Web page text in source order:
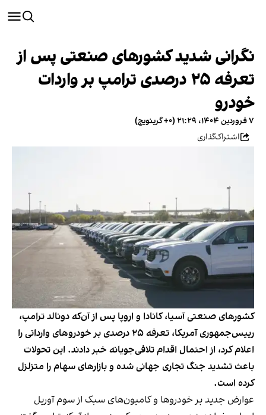
نگرانی شدید کشورهای صنعتی پس از
تعرفه ۲۵ درصدی ترامپ بر واردات
خودرو
۷ فروردین ۱۴۰۴، ۲۱:۲۹ (‎+۰ گرینویچ)
اشتراک‌گذاری
کشورهای صنعتی آسیا، کانادا و اروپا پس از آن‌که دونالد ترامپ،
رییس‌جمهوری آمریکا، تعرفه ۲۵ درصدی بر خودروهای وارداتی را
اعلام کرد، از احتمال اقدام تلافی‌جویانه خبر دادند. این تحولات
باعث تشدید جنگ تجاری جهانی شده و بازارهای سهام را متزلزل
کرده است.
عوارض جدید بر خودروها و کامیون‌های سبک از سوم آوریل